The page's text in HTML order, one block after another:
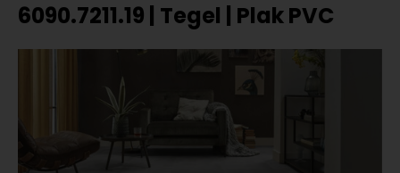
6090.7211.19 | Tegel | Plak PVC